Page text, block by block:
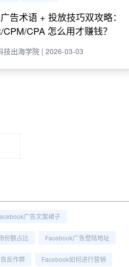
告术语 + 投放技巧双攻略：
CPM/CPA 怎么用才赚钱？
技出海学院 | 2026-03-03
广告文案裙子
份额占比 Facebook广告登陆地址
反作弊 Facebook如何进行营销